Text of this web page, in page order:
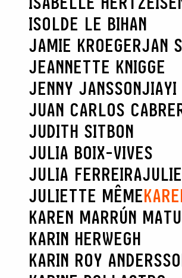
ISOLDE LE BIHAN
JAMIE KROEGERJAN
JEANNETTE KNIGGE
JENNY JANSSONJIAYI
JUAN CARLOS
JUDITH SITBON
JULIA BOIX-VIVES
JULIA FERREIRA
JULIETTE MÊME
KAREN MARRÚN
KARIN HERWEGH
KARIN ROY